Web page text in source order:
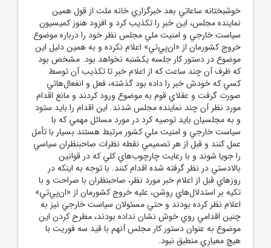
خوشبختانه ساعاتي بعد خبرگزاري خانه ملت از قول همين
نماينده مجلس، اين خبر را تکذيب کرد و افزود هنوز کميسيون
سياست خارجي و امنيت ملي مجلس نظر خود را درباره موضوع
خروج کشورمان از «ان‌پي‌تي» اعلام نکرده و به همين دليل اين
موضوع در دستور کار جلسه يکشنبه نخواهد بود. مشخص بود
که ظرف آن چند ساعت که از اعلام خبر تا تکذيب آن توسط
کسي که خودش خبر را داده بود گذشته، فعل و انفعال‌هائي
صورت گرفت و عقلاي قوم به موضوع ورود کردند و مانع اقدام
مورد نظر آن چند نماينده مجلس شدند. اين اقدام را بايد ستود
و به مجلسيان بايد توصيه کرد در مورد مسائل مهمي که با
سياست خارجي و امنيت ملي کشور مرتبط هستند بسيار با تأمل
عمل کنند و قبل از هر تصميمي نقطه ‌نظرات صاحبنظران سياسي
را جويا شوند و با رعايت چارچوب‌هاي کلي که در قوانين
بالادستي در نظر گرفته شده اقدام کنند. با توجه به اينکه در
روزهاي قبل از اعلام خبر مورد نظر، صاحبنظران با صراحت و با
تکيه بر استدلال‌هاي روشن، عليه خروج کشورمان از «ان‌پي‌تي»
اعلام‌ نظر کرده بودند و حتي مسئولان سياست خارجي نيز به
چنين اقدامي روي خوش نشان نداده بودند، مطرح کردن اين
موضوع به عنوان دستور کار مجلس آنهم با قيد سه فوريت با
هيچ معياري منطبق نبود.